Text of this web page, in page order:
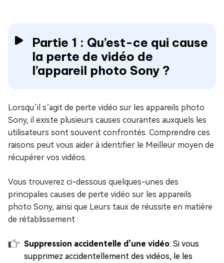
Partie 1 : Qu’est-ce qui cause
la perte de vidéo de
l’appareil photo Sony ?
Lorsqu’il s’agit de perte vidéo sur les appareils photo
Sony, il existe plusieurs causes courantes auxquels les
utilisateurs sont souvent confrontés. Comprendre ces
raisons peut vous aider à identifier le Meilleur moyen de
récupérer vos vidéos.
Vous trouverez ci-dessous quelques-unes des
principales causes de perte vidéo sur les appareils
photo Sony, ainsi que Leurs taux de réussite en matière
de rétablissement :
Suppression accidentelle d’une vidéo: Si vous
supprimez accidentellement des vidéos, le les